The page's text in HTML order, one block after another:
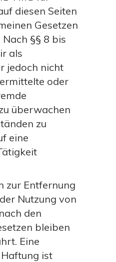
diesen Seiten
Gesetzen
§§ 8 bis
als
jedoch nicht
oder
überwachen
zu
eine
zur Entfernung
Nutzung von
den
bleiben
Eine
ist